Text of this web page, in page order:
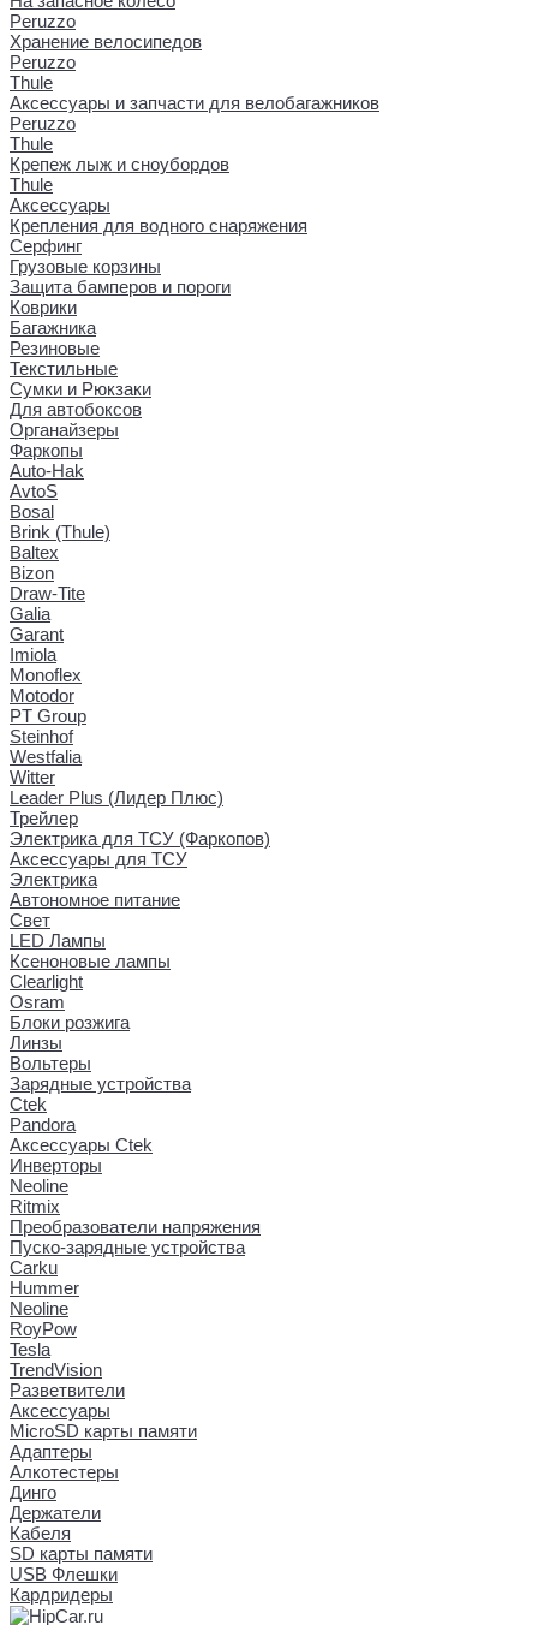
Peruzzo
Хранение велосипедов
Peruzzo
Thule
Аксессуары и запчасти для велобагажников
Peruzzo
Thule
Крепеж лыж и сноубордов
Thule
Аксессуары
Крепления для водного снаряжения
Серфинг
Грузовые корзины
Защита бамперов и пороги
Коврики
Багажника
Резиновые
Текстильные
Сумки и Рюкзаки
Для автобоксов
Органайзеры
Фаркопы
Auto-Hak
AvtoS
Bosal
Brink (Thule)
Baltex
Bizon
Draw-Tite
Galia
Garant
Imiola
Monoflex
Motodor
PT Group
Steinhof
Westfalia
Witter
Leader Plus (Лидер Плюс)
Трейлер
Электрика для ТСУ (Фаркопов)
Аксессуары для ТСУ
Электрика
Автономное питание
Свет
LED Лампы
Ксеноновые лампы
Clearlight
Osram
Блоки розжига
Линзы
Вольтеры
Зарядные устройства
Ctek
Pandora
Аксессуары Ctek
Инверторы
Neoline
Ritmix
Преобразователи напряжения
Пуско-зарядные устройства
Carku
Hummer
Neoline
RoyPow
Tesla
TrendVision
Разветвители
Аксессуары
MicroSD карты памяти
Адаптеры
Алкотестеры
Динго
Держатели
Кабеля
SD карты памяти
USB Флешки
Кардридеры